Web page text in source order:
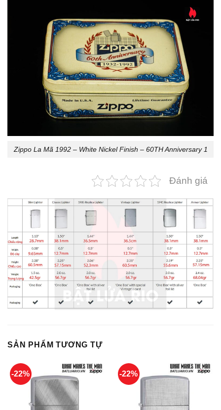
Zippo La Mã 1992 – White Nickel Finish – 60TH Anniversary 1
Đánh giá
SẢN PHẨM TƯƠNG TỰ
-22% -22%